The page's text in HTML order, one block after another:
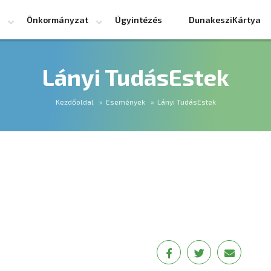
Önkormányzat Ügyintézés DunakesziKártya
Lányi TudásEstek
Kezdőoldal Események Lányi TudásEstek